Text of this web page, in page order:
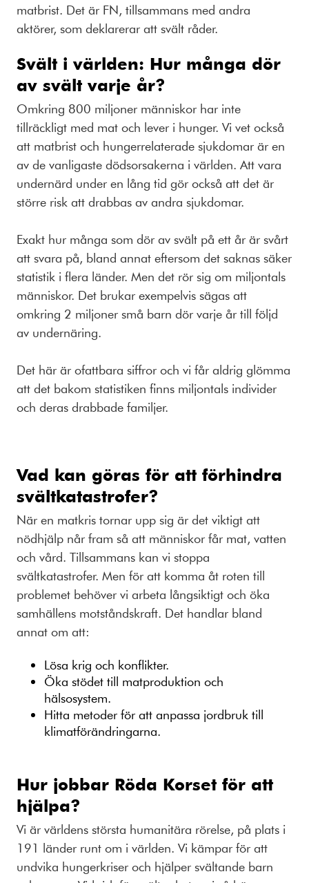
matbrist. Det är FN, tillsammans med andra
aktörer, som deklarerar att svält råder.
Svält i världen: Hur många dör
av svält varje år?
Omkring 800 miljoner människor har inte
tillräckligt med mat och lever i hunger. Vi vet också
att matbrist och hungerrelaterade sjukdomar är en
av de vanligaste dödsorsakerna i världen. Att vara
undernärd under en lång tid gör också att det är
större risk att drabbas av andra sjukdomar.
Exakt hur många som dör av svält på ett år är svårt
att svara på, bland annat eftersom det saknas säker
statistik i flera länder. Men det rör sig om miljontals
människor. Det brukar exempelvis sägas att
omkring 2 miljoner små barn dör varje år till följd
av undernäring.
Det här är ofattbara siffror och vi får aldrig glömma
att det bakom statistiken finns miljontals individer
och deras drabbade familjer.
Vad kan göras för att förhindra
svältkatastrofer?
När en matkris tornar upp sig är det viktigt att
nödhjälp når fram så att människor får mat, vatten
och vård. Tillsammans kan vi stoppa
svältkatastrofer. Men för att komma åt roten till
problemet behöver vi arbeta långsiktigt och öka
samhällens motståndskraft. Det handlar bland
annat om att:
Lösa krig och konflikter.
Öka stödet till matproduktion och
hälsosystem.
Hitta metoder för att anpassa jordbruk till
klimatförändringarna.
Hur jobbar Röda Korset för att
hjälpa?
Vi är världens största humanitära rörelse, på plats i
191 länder runt om i världen. Vi kämpar för att
undvika hungerkriser och hjälper svältande barn